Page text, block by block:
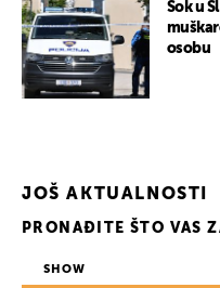
Šok u
osobu
JOŠ AKTUALNOSTI
PRONAĐITE ŠTO VAS
SHOW